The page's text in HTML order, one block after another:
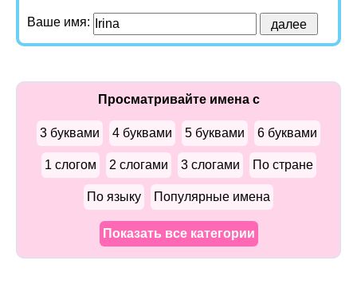
Ваше имя:
Просматривайте имена с
3 буквами 4 буквами 5 буквами 6 буквами
1 слогом 2 слогами 3 слогами По стране
По языку Популярные имена
Показать все категории